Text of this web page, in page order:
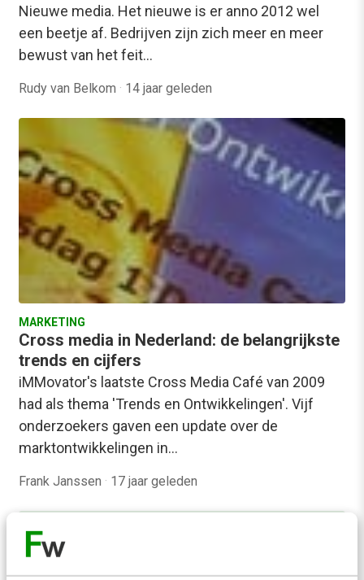
Nieuwe media. Het nieuwe is er anno 2012 wel
een beetje af. Bedrijven zijn zich meer en meer
bewust van het feit…
Rudy van Belkom · 14 jaar geleden
MARKETING
Cross media in Nederland: de belangrijkste
trends en cijfers
iMMovator's laatste Cross Media Café van 2009
had als thema 'Trends en Ontwikkelingen'. Vijf
onderzoekers gaven een update over de
marktontwikkelingen in…
Frank Janssen · 17 jaar geleden